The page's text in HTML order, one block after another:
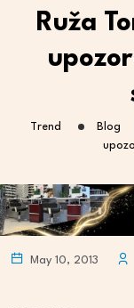
Ruža
Trend Blog
May 10, 2013